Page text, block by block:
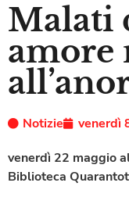
Malati
amore
Notizie
venerdì
venerdì 22 maggio
Biblioteca